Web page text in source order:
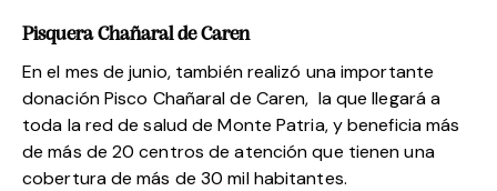
Pisquera Chañaral de Caren
En el mes de junio, también realizó una importante
donaciónPisco Chañaral de Caren, la que llegará a
toda la red de salud de Monte Patria, y beneficia más
de más de 20 centros de atención que tienen una
cobertura de más de 30 mil habitantes.